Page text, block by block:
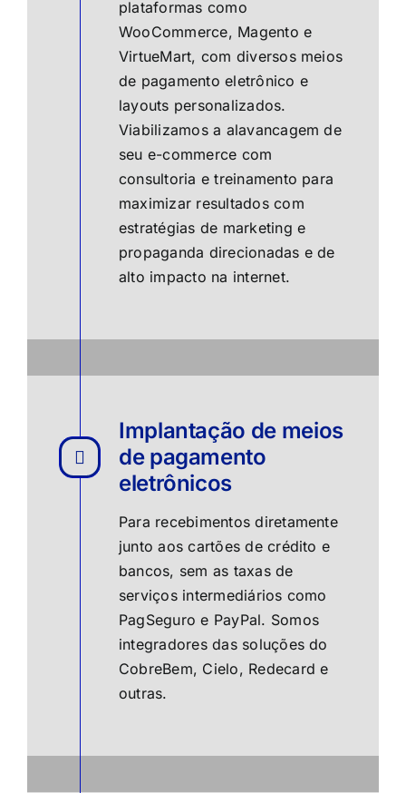
plataformas como
WooCommerce, Magento e
VirtueMart, com diversos meios
de pagamento eletrônico e
layouts personalizados.
Viabilizamos a alavancagem de
seu e-commerce com
consultoria e treinamento para
maximizar resultados com
estratégias de marketing e
propaganda direcionadas e de
alto impacto na internet.
Implantação de meios
de pagamento
eletrônicos
Para recebimentos diretamente
junto aos cartões de crédito e
bancos, sem as taxas de
serviços intermediários como
PagSeguro e PayPal. Somos
integradores das soluções do
CobreBem, Cielo, Redecard e
outras.